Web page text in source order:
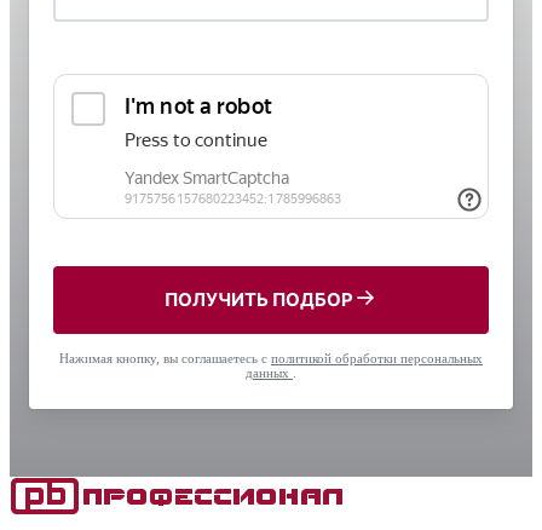
ПОЛУЧИТЬ ПОДБОР
Нажимая кнопку, вы соглашаетесь с политикой обработки персональных
данных